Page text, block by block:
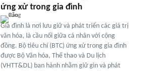
ứng xử trong gia đình
Gia đình là nơi lưu giữ và phát triển các giá trị
văn hóa, là cầu nối giữa cá nhân với cộng
đồng. Bộ tiêu chí (BTC) ứng xử trong gia đình
được Bộ Văn hóa, Thể thao và Du lịch
(VHTT&DL) ban hành nhằm giữ gìn và phát